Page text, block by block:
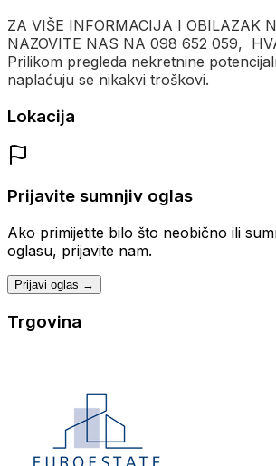
ZA VIŠE INFORMACIJA I OBILAZAK
NAZOVITE NAS NA 098 652 059,
Prilikom pregleda nekretnine
naplaćuju se nikakvi troškovi.
Lokacija
Prijavite sumnjiv oglas
Ako primijetite bilo što neobično ili
oglasu, prijavite nam.
Prijavi oglas →
Trgovina